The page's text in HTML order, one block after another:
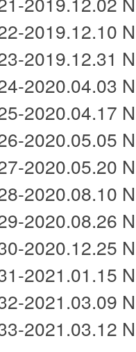
2019.12.10
2019.12.31
2020.04.03
2020.04.17
2020.05.05
2020.05.20
2020.08.10
2020.08.26
2020.12.25
2021.01.15
2021.03.09
2021.03.12